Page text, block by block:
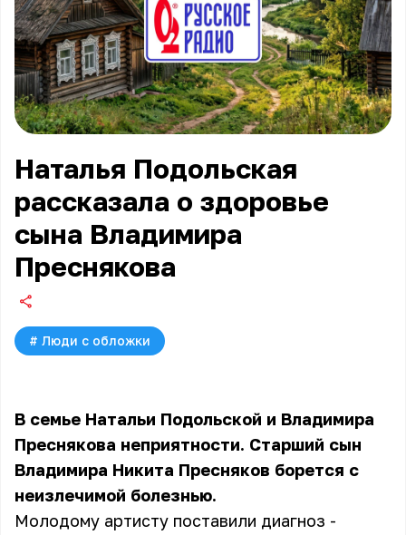
Наталья Подольская
рассказала о здоровье
сына Владимира
Преснякова
# Люди с обложки
В семье Натальи Подольской и Владимира
Преснякова неприятности. Старший сын
Владимира Никита Пресняков борется с
неизлечимой болезнью.
Молодому артисту поставили диагноз -